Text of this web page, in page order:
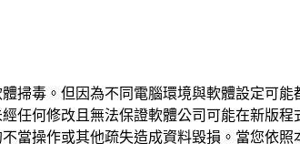
掃毒。但因為不同電腦環境與軟體設定可
任何修改且無法保證軟體公司可能在新版
當操作或其他疏失造成資料毀損。當您依